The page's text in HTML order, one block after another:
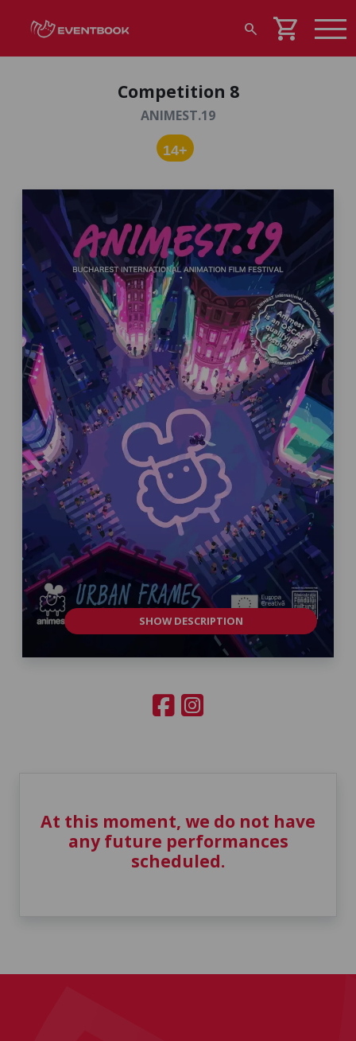
search shopping_cart
Competition 8
ANIMEST.19
14+
SHOW DESCRIPTION
At this moment, we do not have
any future performances
scheduled.